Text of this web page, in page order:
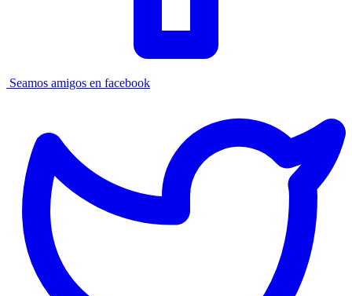
Seamos amigos en facebook